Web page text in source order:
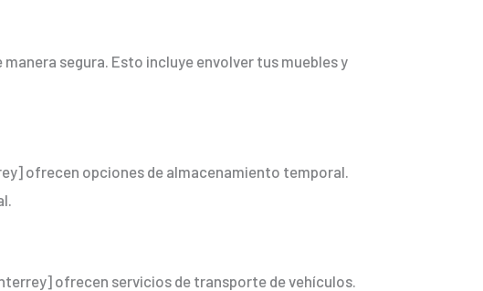
segura. Esto incluye envolver tus muebles y
ofrecen opciones de almacenamiento temporal.
ofrecen servicios de transporte de vehículos.